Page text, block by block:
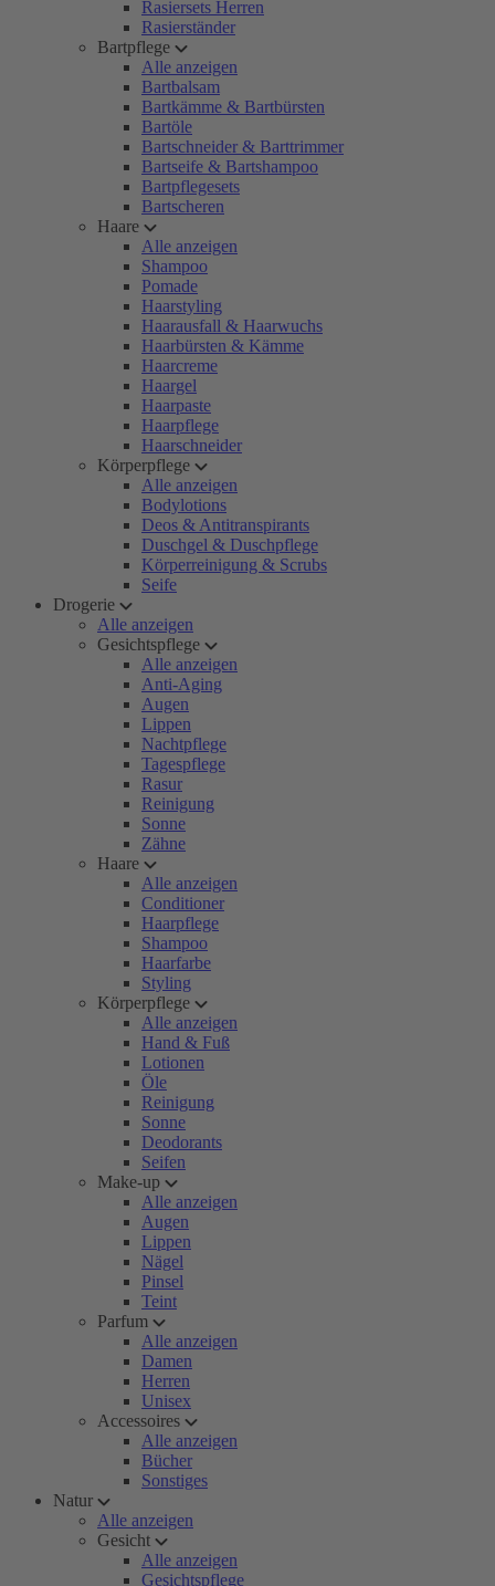
Rasiersets Herren
Rasierständer
Bartpflege
Alle anzeigen
Bartbalsam
Bartkämme & Bartbürsten
Bartöle
Bartschneider & Barttrimmer
Bartseife & Bartshampoo
Bartpflegesets
Bartscheren
Haare
Alle anzeigen
Shampoo
Pomade
Haarstyling
Haarausfall & Haarwuchs
Haarbürsten & Kämme
Haarcreme
Haargel
Haarpaste
Haarpflege
Haarschneider
Körperpflege
Alle anzeigen
Bodylotions
Deos & Antitranspirants
Duschgel & Duschpflege
Körperreinigung & Scrubs
Seife
Drogerie
Alle anzeigen
Gesichtspflege
Alle anzeigen
Anti-Aging
Augen
Lippen
Nachtpflege
Tagespflege
Rasur
Reinigung
Sonne
Zähne
Haare
Alle anzeigen
Conditioner
Haarpflege
Shampoo
Haarfarbe
Styling
Körperpflege
Alle anzeigen
Hand & Fuß
Lotionen
Öle
Reinigung
Sonne
Deodorants
Seifen
Make-up
Alle anzeigen
Augen
Lippen
Nägel
Pinsel
Teint
Parfum
Alle anzeigen
Damen
Herren
Unisex
Accessoires
Alle anzeigen
Bücher
Sonstiges
Natur
Alle anzeigen
Gesicht
Alle anzeigen
Gesichtspflege